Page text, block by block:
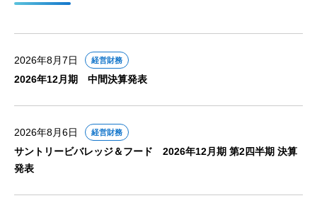
2026年8月7日 経営財務
2026年12月期 中間決算発表
2026年8月6日 経営財務
サントリービバレッジ＆フード 2026年12月期 第2四半期 決算
発表